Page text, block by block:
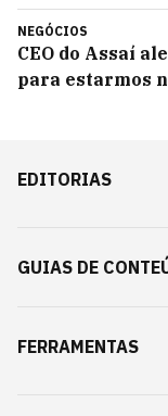
NEGÓCIOS
CEO do Assaí
para estarmos
EDITORIAS
GUIAS DE
FERRAMENTAS